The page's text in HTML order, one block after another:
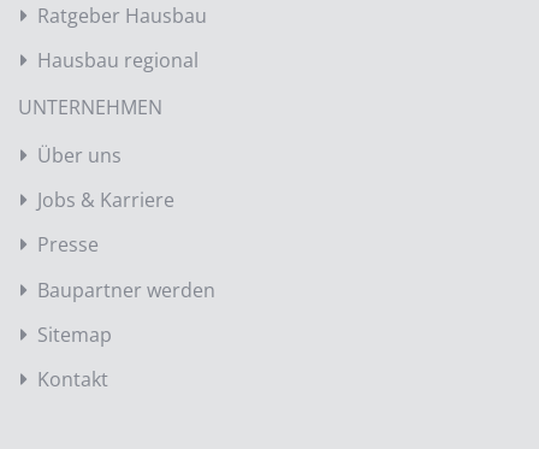
Ratgeber Hausbau
Hausbau regional
UNTERNEHMEN
Über uns
Jobs & Karriere
Presse
Baupartner werden
Sitemap
Kontakt